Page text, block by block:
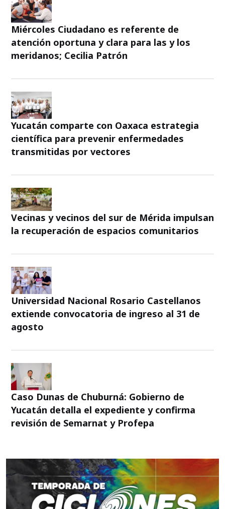
Miércoles Ciudadano es referente de
atención oportuna y clara para las y los
meridanos; Cecilia Patrón
Yucatán comparte con Oaxaca estrategia
científica para prevenir enfermedades
transmitidas por vectores
Vecinas y vecinos del sur de Mérida impulsan
la recuperación de espacios comunitarios
Universidad Nacional Rosario Castellanos
extiende convocatoria de ingreso al 31 de
agosto
Caso Dunas de Chuburná: Gobierno de
Yucatán detalla el expediente y confirma
revisión de Semarnat y Profepa